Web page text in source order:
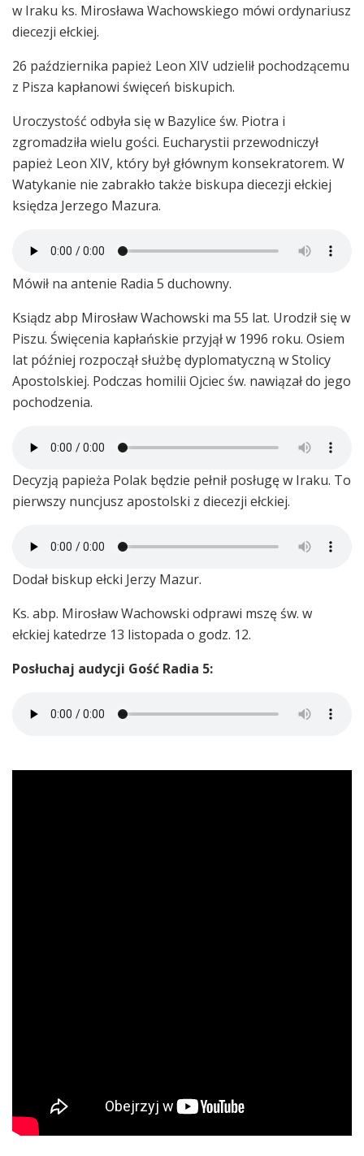
w Iraku ks. Mirosława Wachowskiego mówi ordynariusz
diecezji ełckiej.
26 października papież Leon XIV udzielił pochodzącemu
z Pisza kapłanowi święceń biskupich.
Uroczystość odbyła się w Bazylice św. Piotra i
zgromadziła wielu gości. Eucharystii przewodniczył
papież Leon XIV, który był głównym konsekratorem. W
Watykanie nie zabrakło także biskupa diecezji ełckiej
księdza Jerzego Mazura.
Mówił na antenie Radia 5 duchowny.
Ksiądz abp Mirosław Wachowski ma 55 lat. Urodził się w
Piszu. Święcenia kapłańskie przyjął w 1996 roku. Osiem
lat później rozpoczął służbę dyplomatyczną w Stolicy
Apostolskiej. Podczas homilii Ojciec św. nawiązał do jego
pochodzenia.
Decyzją papieża Polak będzie pełnił posługę w Iraku. To
pierwszy nuncjusz apostolski z diecezji ełckiej.
Dodał biskup ełcki Jerzy Mazur.
Ks. abp. Mirosław Wachowski odprawi mszę św. w
ełckiej katedrze 13 listopada o godz. 12.
Posłuchaj audycji Gość Radia 5: